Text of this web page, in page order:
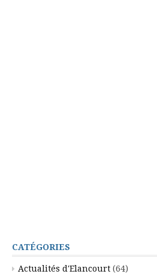
CATÉGORIES
Actualités d'Elancourt (64)